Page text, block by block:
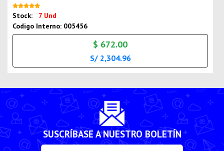
Stock:
7 Und
Codigo Interno: 005456
$ 672.00
S/ 2,304.96
SUSCRÍBASE A NUESTRO BOLETÍN